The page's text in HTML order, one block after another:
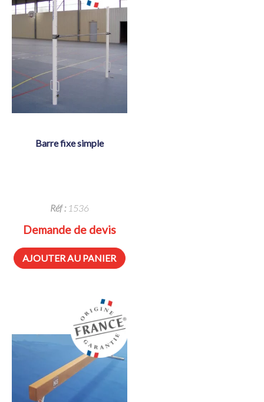
barre fixe simple
Réf :1536
Demande de devis
AJOUTER AU PANIER